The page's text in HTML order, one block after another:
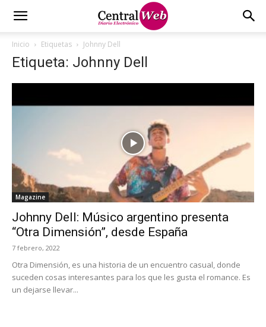
Inicio Etiquetas Johnny Dell
Etiqueta: Johnny Dell
Magazine
Johnny Dell: Músico argentino presenta
“Otra Dimensión”, desde España
7 febrero, 2022
Otra Dimensión, es una historia de un encuentro casual, donde
suceden cosas interesantes para los que les gusta el romance. Es
un dejarse llevar...